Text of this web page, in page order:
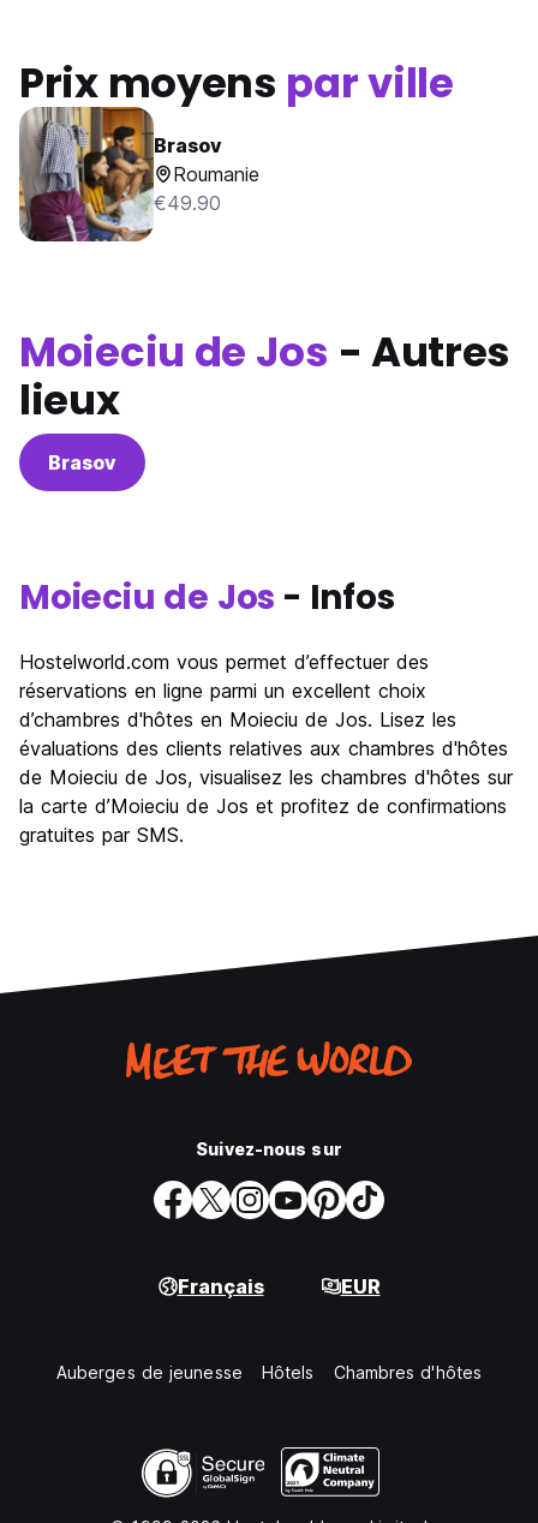
Prix moyens par ville
Brasov
Roumanie
€49.90
Moieciu de Jos - Autres
lieux
Brasov
Moieciu de Jos - Infos
Hostelworld.com vous permet d’effectuer des
réservations en ligne parmi un excellent choix
d’chambres d'hôtes en Moieciu de Jos. Lisez les
évaluations des clients relatives aux chambres d'hôtes
de Moieciu de Jos, visualisez les chambres d'hôtes sur
la carte d’Moieciu de Jos et profitez de confirmations
gratuites par SMS.
Suivez-nous sur
Français EUR
Auberges de jeunesse Hôtels Chambres d'hôtes